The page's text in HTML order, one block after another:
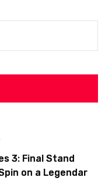
3: Final Stand
on a Legendary